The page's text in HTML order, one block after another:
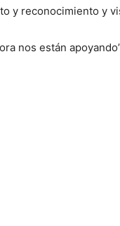
y reconocimiento y
nos están